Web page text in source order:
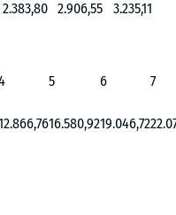
2.383,80 2.906,55 3.235,11
5 6
7
16.580,9219.046,72